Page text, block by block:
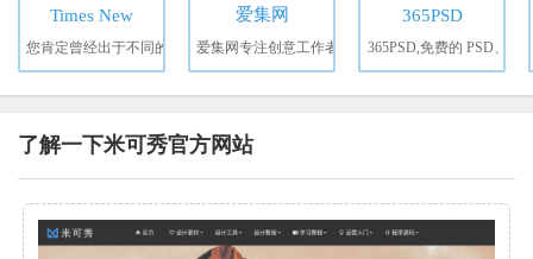
Times New
您肯定曾经出于不同的
爱集网
爱集网专注创意工作者
365PSD
365PSD,免费的 PSD、
了解一下米可秀官方网站